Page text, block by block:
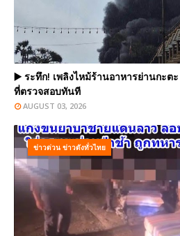
▶️ ระทึก! เพลิงไหม้ร้านอาหารย่านกะต
ที่ตรวจสอบทันที
AUGUST 03, 2026
ข่าวด่วน ข่าวดังทั่วไทย